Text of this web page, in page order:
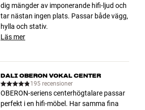
dig mängder av imponerande hifi-ljud och
tar nästan ingen plats. Passar både vägg,
hylla och stativ.
Läs mer
DALI OBERON VOKAL CENTER
195 recensioner
OBERON-seriens centerhögtalare passar
perfekt i en hifi-möbel. Har samma fina